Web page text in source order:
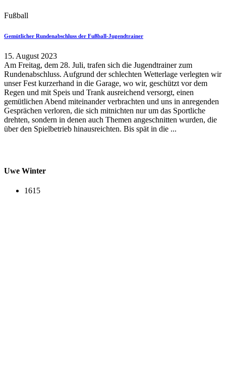
Fußball
Gemütlicher Rundenabschluss der Fußball-Jugendtrainer
15. August 2023
Am Freitag, dem 28. Juli, trafen sich die Jugendtrainer zum
Rundenabschluss. Aufgrund der schlechten Wetterlage verlegten wir
unser Fest kurzerhand in die Garage, wo wir, geschützt vor dem
Regen und mit Speis und Trank ausreichend versorgt, einen
gemütlichen Abend miteinander verbrachten und uns in anregenden
Gesprächen verloren, die sich mitnichten nur um das Sportliche
drehten, sondern in denen auch Themen angeschnitten wurden, die
über den Spielbetrieb hinausreichten. Bis spät in die ...
Uwe Winter
1615